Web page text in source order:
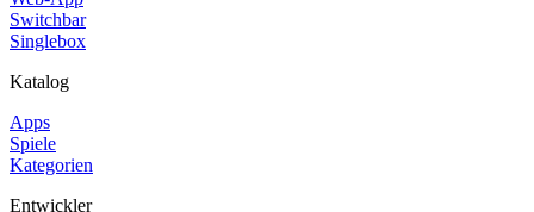
Switchbar
Singlebox
Katalog
Apps
Spiele
Kategorien
Entwickler